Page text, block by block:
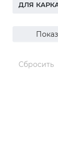
ДЛЯ
Сбросить